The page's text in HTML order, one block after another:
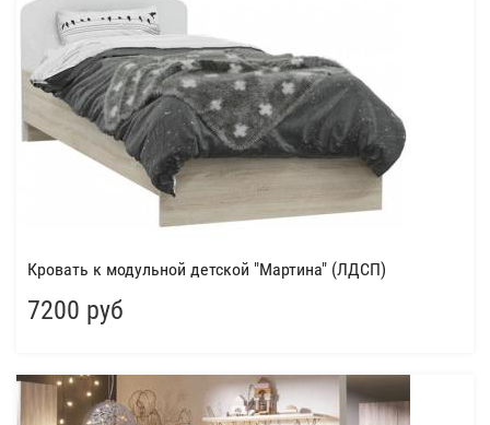
Кровать к модульной детской "Мартина" (ЛДСП)
7200 руб